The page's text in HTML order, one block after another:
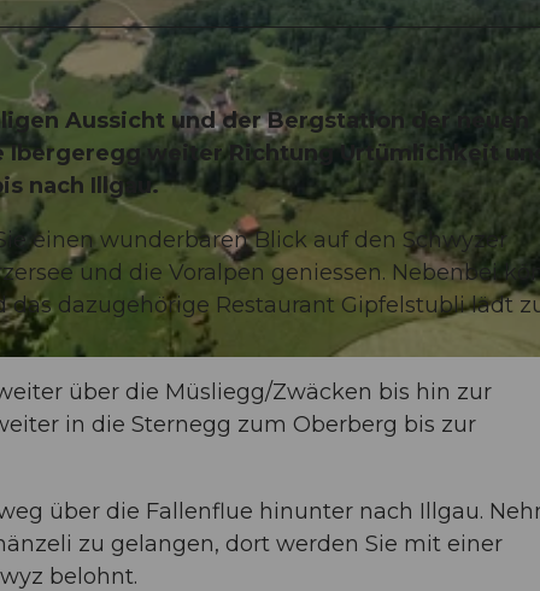
Aussicht und der Bergstation der neuen
Ibergeregg weiter Richtung Urtümlichkeit
nach Illgau.
einen wunderbaren Blick auf den Schwyzer
und die Voralpen geniessen. Nebenbei
dazugehörige Restaurant Gipfelstubli lädt
über die Müsliegg/Zwäcken bis hin zur
in die Sternegg zum Oberberg bis zur
über die Fallenflue hinunter nach Illgau.
zu gelangen, dort werden Sie mit einer
belohnt.